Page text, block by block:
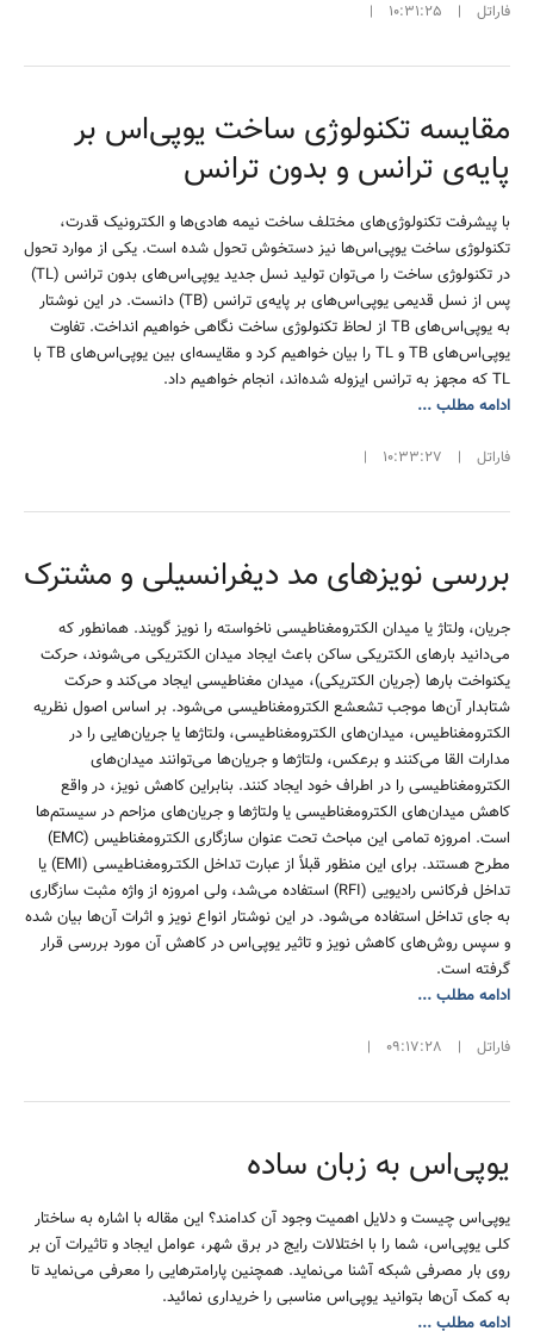
فاراتل |
10:31:25
|
مقایسه تکنولوژی ساخت یوپی‌اس بر
پایه‌ی ترانس و بدون ترانس
با پیشرفت تکنولوژی‌های مختلف ساخت نیمه هادی‌ها و الکترونیک قدرت،
تکنولوژی ساخت یو‌پی‌اس‌ها نیز دستخوش تحول شده است. یکی از موارد تحول
در تکنولوژی ساخت را می‌توان تولید نسل جدید یوپی‌اس‌های بدون ترانس (TL)
پس از نسل قدیمی یوپی‌اس‌های بر پایه‌ی ترانس (TB) دانست. در این نوشتار
به یوپی‌اس‌های TB از لحاظ تکنولوژی ساخت نگاهی خواهیم انداخت. تفاوت
یوپی‌اس‌های TB و TL را بیان خواهیم کرد و مقایسه‌ای بین یو‌پی‌اس‌های TB با
TL که مجهز به ترانس ایزوله شده‌اند، انجام خواهیم داد.
ادامه مطلب ...
فاراتل |
10:33:27
|
بررسی نویزهای مد دیفرانسیلی و مشترک
جریان، ولتاژ یا میدان الکترومغناطیسی ناخواسته را نویز گویند. همانطور که
می‌دانید بارهای الکتریکی ساکن باعث ایجاد میدان الکتریکی می‌شوند، حرکت
یکنواخت بارها (جریان الکتریکی)، میدان مغناطیسی ایجاد می‌کند و حرکت
شتابدار آن‌ها موجب تشعشع الکترومغناطیسی می‌شود. بر اساس اصول نظریه
الکترومغناطیس، میدان‌های الکترومغناطیسی، ولتاژها یا جریان‌هایی را در
مدارات القا می‌کنند و برعکس، ولتاژها و جریان‌ها می‌توانند میدان‌های
الکترومغناطیسی را در اطراف خود ایجاد کنند. بنابراین کاهش نویز، در واقع
کاهش میدان‌های الکترومغناطیسی یا ولتاژها و جریان‌های مزاحم در سیستم‌ها
است. امروزه تمامی این مباحث تحت عنوان سازگاری الکترومغناطیس (EMC)
مطرح هستند. برای این منظور قبلاً از عبارت تداخل الکتـرومغنـاطیسی (EMI) یا
تداخل فرکانس رادیویی (RFI) استفاده می‌شد، ولی امروزه از واژه مثبت سازگاری
به جای تداخل استفاده می‌شود. در این نوشتار انواع نویز و اثرات آن‌ها بیان شده
و سپس روش‌های کاهش نویز و تاثیر یوپی‌اس در کاهش آن مورد بررسی قرار
گرفته است.
ادامه مطلب ...
فاراتل |
09:17:28
|
یوپی‌اس به زبان ساده
یوپی‌اس چیست و دلایل اهمیت وجود آن کدامند؟ این مقاله با اشاره به ساختار
کلی یوپی‌اس، شما را با اختلالات رایج در برق شهر، عوامل ایجاد و تاثیرات آن بر
روی بار مصرفی شبکه آشنا می‌نماید. همچنین پارامترهایی را معرفی می‌نماید تا
به کمک آن‌ها بتوانید یوپی‌اس مناسبی را خریداری نمائید.
ادامه مطلب ...